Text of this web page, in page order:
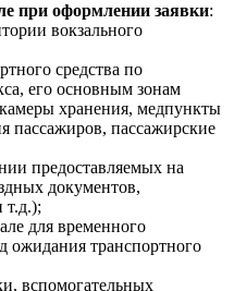
при оформлении заявки:
вокзального
средства по
его основным зонам
хранения, медпункты
пассажиров, пассажирские
предоставляемых на
документов,
т.д.);
для временного
ожидания транспортного
вспомогательных